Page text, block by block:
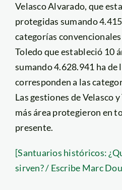
Velasco Alvarado, que
protegidas sumando
categorías
Toledo que estableció 10
sumando 4.628.941 ha de
corresponden a las
Las gestiones de Velasco
más área protegieron en
presente.
[Santuarios históricos:
sirven? / Escribe Marc